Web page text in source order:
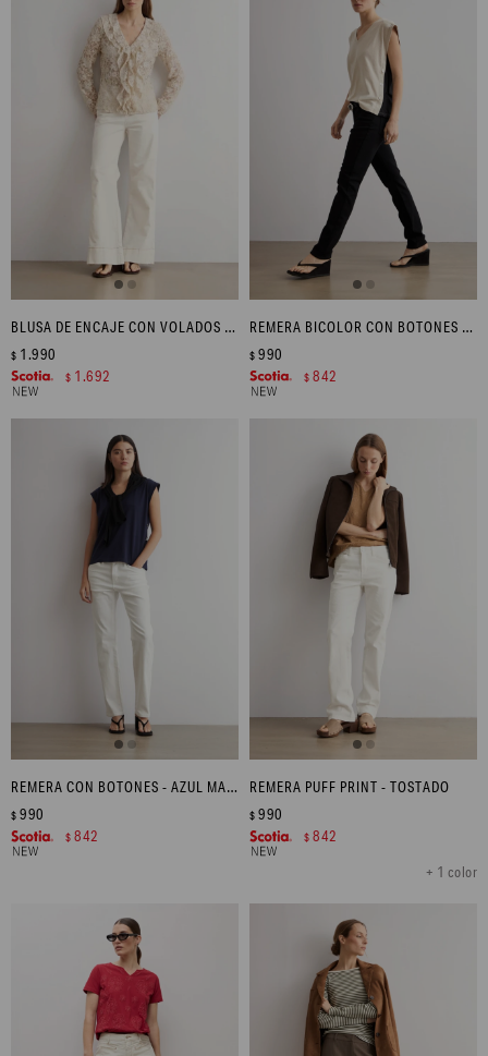
BLUSA DE ENCAJE CON VOLADOS - BEIGE
$ 1.990
$ 1.692
REMERA BICOLOR CON BOTONES - BEIGE MELANGE
$ 990
$ 842
REMERA CON BOTONES - AZUL MARINO
$ 990
$ 842
REMERA PUFF PRINT - TOSTADO
+ 1 color
$ 990
$ 842